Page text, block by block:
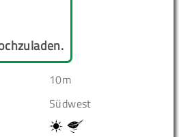
10m
Südwest